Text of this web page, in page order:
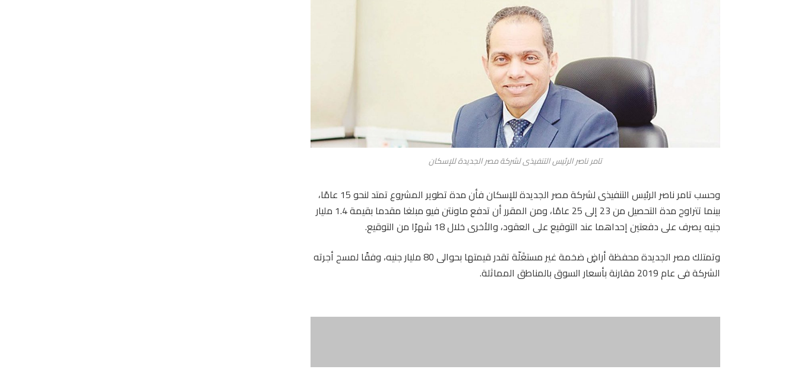
تامر ناصر الرئيس التنفيذى لشركة مصر الجديدة للإسكان
وحسب تامر ناصر الرئيس التنفيذى لشركة مصر الجديدة للإسكان فأن مدة تطوير المشروع تمتد لنحو 15 عامًا،
بينما تتراوح مدة التحصيل من 23 إلى 25 عامًا، ومن المقرر أن تدفع ماونتن فيو مبلغا مقدما بقيمة 1.4 مليار
جنيه يصرف على دفعتين إحداهما عند التوقيع على العقود، والأخرى خلال 18 شهرًا من التوقيع.
وتمتلك مصر الجديدة محفظة أراضٍ ضخمة غير مستغَلّة تقدر قيمتها بحوالى 80 مليار جنيه، وفقًا لمسح أجرته
الشركة فى عام 2019 مقارنة بأسعار السوق بالمناطق المماثلة.